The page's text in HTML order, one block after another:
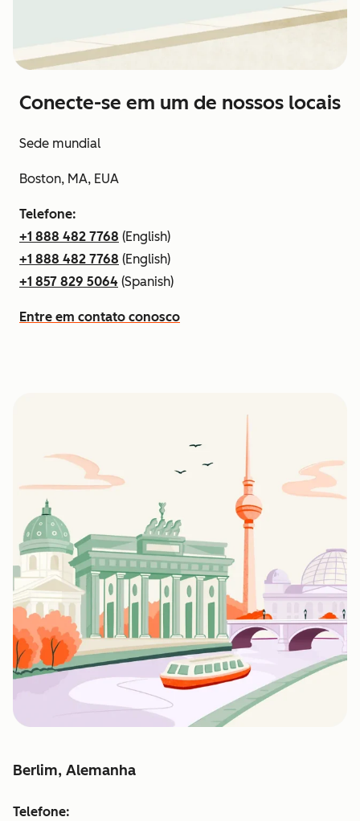
Conecte-se em um de nossos locais
Sede mundial
Boston, MA, EUA
Telefone:
+1 888 482 7768 (English)
+1 888 482 7768 (English)
+1 857 829 5064 (Spanish)
Entre em contato conosco
Berlim, Alemanha
Telefone: